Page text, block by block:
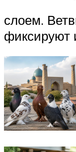
слоем.
фиксируют